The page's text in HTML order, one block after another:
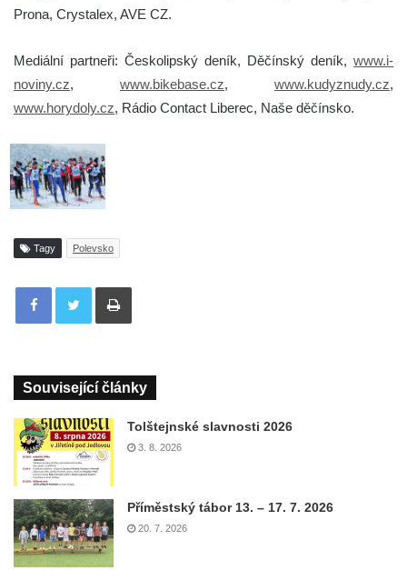
Prona, Crystalex, AVE CZ.
Mediální partneři: Českolipský deník, Děčínský deník, www.i-
noviny.cz, www.bikebase.cz, www.kudyznudy.cz,
www.horydoly.cz, Rádio Contact Liberec, Naše děčínsko.
Tagy Polevsko
Tisknout
Související články
Tolštejnské slavnosti 2026
3. 8. 2026
Příměstský tábor 13. – 17. 7. 2026
20. 7. 2026